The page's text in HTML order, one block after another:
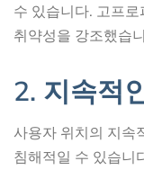
수 있습니다. 고프
취약성을 강조했습
2. 지속적
사용자 위치의 지속
침해적일 수 있습니